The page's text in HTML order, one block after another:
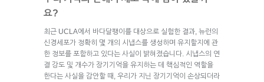
요?
최근 UCLA에서 바다달팽이를 대상으로 실험한 결과, 뉴런의
신경세포가 정확히 몇 개의 시냅스를 생성하며 유지할지에 관
한 정보를 포함하고 있다는 사실이 밝혀졌습니다. 시냅스의 연
결 강도 및 개수가 장기기억을 유지하는 데 핵심적인 역할을
한다는 사실을 감안할 때, 우리가 지닌 장기기억이 손상되더라